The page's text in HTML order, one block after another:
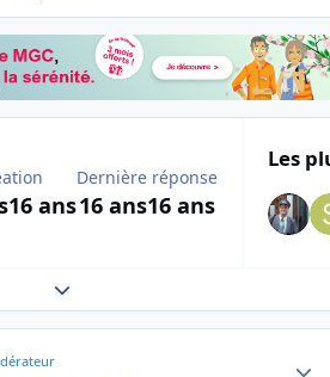
16 ans
Dernière réponse
16 ans16 ans
Les
Expand topic overview